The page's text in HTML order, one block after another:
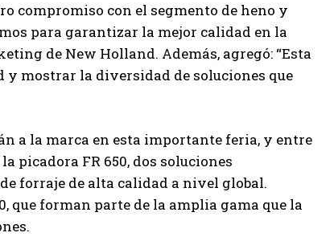
compromiso con el segmento de heno y
para garantizar la mejor calidad en la
de New Holland. Además, agregó: “Esta
y mostrar la diversidad de soluciones que
a la marca en esta importante feria, y entre
picadora FR 650, dos soluciones
forraje de alta calidad a nivel global.
que forman parte de la amplia gama que la